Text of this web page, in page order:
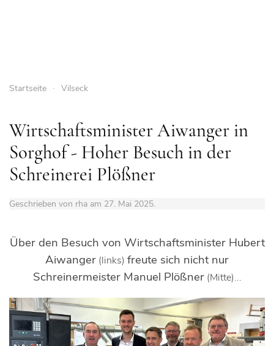
Startseite Vilseck
Wirtschaftsminister Aiwanger in
Sorghof - Hoher Besuch in der
Schreinerei Plößner
Geschrieben von rha am 27. Mai 2025.
Über den Besuch von Wirtschaftsminister Hubert
Aiwanger (links) freute sich nicht nur
Schreinermeister Manuel Plößner(Mitte)...